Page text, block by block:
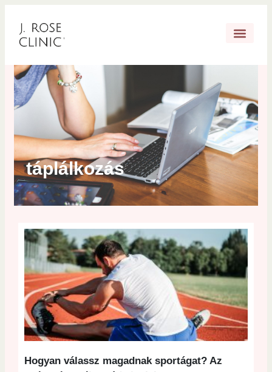
táplálkozás
Hogyan válassz magadnak sportágat? Az